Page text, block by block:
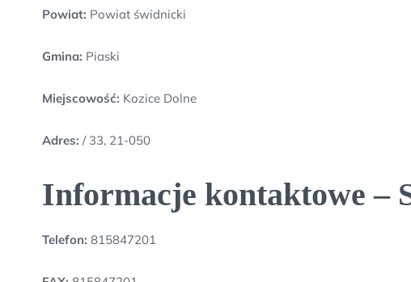
Powiat: Powiat świdnicki
Gmina: Piaski
Miejscowość: Kozice Dolne
Adres: / 33, 21-050
Informacje kontaktowe –
Telefon: 815847201